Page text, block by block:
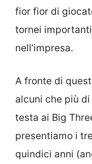
fior fior di
tornei
nell’impresa.
A fronte di
alcuni che più
testa ai Big
presentiamo i
quindici anni